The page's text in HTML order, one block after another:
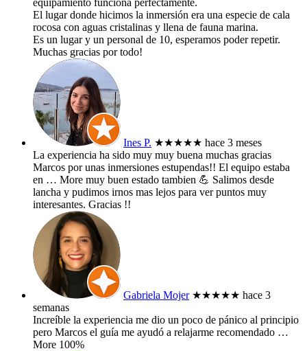
El lugar donde hicimos la inmersión era una especie de cala
rocosa con aguas cristalinas y llena de fauna marina.
Es un lugar y un personal de 10, esperamos poder repetir.
Muchas gracias por todo!
Ines P. ★★★★★ hace 3 meses
La experiencia ha sido muy muy buena muchas gracias
Marcos por unas inmersiones estupendas!! El equipo estaba
en … More muy buen estado tambien 💪 Salimos desde
lancha y pudimos irnos mas lejos para ver puntos muy
interesantes. Gracias !!
Gabriela Mojer ★★★★★ hace 3
semanas
Increíble la experiencia me dio un poco de pánico al principio
pero Marcos el guía me ayudó a relajarme recomendado …
More 100%